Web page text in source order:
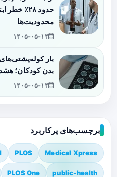
حدود ۲۸٪
محدودیت‌ها
۱۴۰۵-۰۵-۱۴
بار
بدن کودکان؛
۱۴۰۵-۰۵-۱۴
برچسب‌های پرکاربرد
Medical Xpress
PLOS
public-health
PLOS One